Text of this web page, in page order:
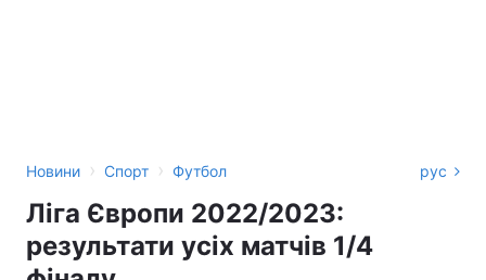
Новини › Спорт › Футбол рус
Ліга Європи 2022/2023:
результати усіх матчів 1/4